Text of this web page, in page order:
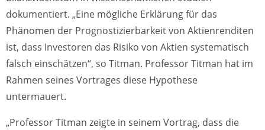
dokumentiert. „Eine mögliche Erklärung für das
Phänomen der Prognostizierbarkeit von Aktienrenditen
ist, dass Investoren das Risiko von Aktien systematisch
falsch einschätzen“, so Titman. Professor Titman hat im
Rahmen seines Vortrages diese Hypothese
untermauert.
„Professor Titman zeigte in seinem Vortrag, dass die